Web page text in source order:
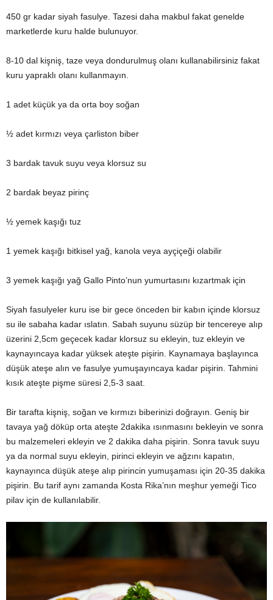
450 gr kadar siyah fasulye. Tazesi daha makbul fakat genelde
marketlerde kuru halde bulunuyor.
8-10 dal kişniş, taze veya dondurulmuş olanı kullanabilirsiniz fakat
kuru yapraklı olanı kullanmayın.
1 adet küçük ya da orta boy soğan
½ adet kırmızı veya çarliston biber
3 bardak tavuk suyu veya klorsuz su
2 bardak beyaz pirinç
½ yemek kaşığı tuz
1 yemek kaşığı bitkisel yağ, kanola veya ayçiçeği olabilir
3 yemek kaşığı yağ Gallo Pinto’nun yumurtasını kızartmak için
Siyah fasulyeler kuru ise bir gece önceden bir kabın içinde klorsuz
su ile sabaha kadar ıslatın. Sabah suyunu süzüp bir tencereye alıp
üzerini 2,5cm geçecek kadar klorsuz su ekleyin, tuz ekleyin ve
kaynayıncaya kadar yüksek ateşte pişirin. Kaynamaya başlayınca
düşük ateşe alın ve fasulye yumuşayıncaya kadar pişirin. Tahmini
kısık ateşte pişme süresi 2,5-3 saat.
Bir tarafta kişniş, soğan ve kırmızı biberinizi doğrayın. Geniş bir
tavaya yağ döküp orta ateşte 2dakika ısınmasını bekleyin ve sonra
bu malzemeleri ekleyin ve 2 dakika daha pişirin. Sonra tavuk suyu
ya da normal suyu ekleyin, pirinci ekleyin ve ağzını kapatın,
kaynayınca düşük ateşe alıp pirincin yumuşaması için 20-35 dakika
pişirin. Bu tarif aynı zamanda Kosta Rika’nın meşhur yemeği Tico
pilav için de kullanılabilir.